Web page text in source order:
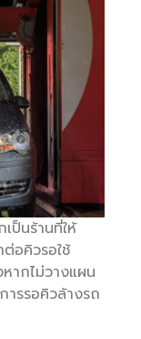
ป็นร้านที่ให้
อคิวรอใช้
ากไม่วางแผน
ารรอคิวล้างรถ